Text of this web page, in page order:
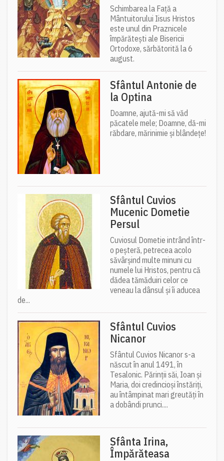
Schimbarea la Față a
Mântuitorului Iisus Hristos
este unul din Praznicele
împărătești ale Bisericii
Ortodoxe, sărbătorită la 6
august.
Sfântul Antonie de
la Optina
Doamne, ajută-mi să văd
păcatele mele; Doamne, dă-mi
răbdare, mărinimie şi blândeţe!
Sfântul Cuvios
Mucenic Dometie
Persul
Cuviosul Dometie intrând într-
o peșteră, petrecea acolo
săvârșind multe minuni cu
numele lui Hristos, pentru că
dădea tămăduiri celor ce
veneau la dânsul și îi aducea
de...
Sfântul Cuvios
Nicanor
Sfântul Cuvios Nicanor s-a
născut în anul 1491, în
Tesalonic. Părinții săi, Ioan și
Maria, doi credincioși înstăriți,
au întâmpinat mari greutăți în
a dobândi prunci....
Sfânta Irina,
Împărăteasa